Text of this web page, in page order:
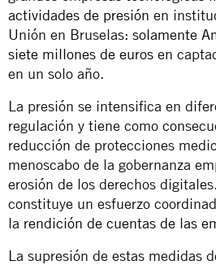
actividades de presión en
Unión en Bruselas: solamente
siete millones de euros en
en un solo año.
La presión se intensifica en
regulación y tiene como
reducción de protecciones
menoscabo de la gobernanza
erosión de los derechos
constituye un esfuerzo
la rendición de cuentas de las
La supresión de estas medidas